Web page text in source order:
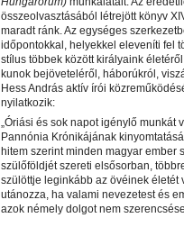
összeolvasztásából létrejött könyv
maradt ránk. Az egységes
időpontokkal, helyekkel eleveníti fel
stílus többek között királyaink
kunok bejöveteléről, háborúkról,
Hess András aktív írói
nyilatkozik:
„Óriási és sok napot igénylő munkát
Pannónia Krónikájának
hitem szerint minden magyar ember
szülőföldjét szereti elsősorban,
szülöttje leginkább az övéinek életét
utánozza, ha valami nevezetest és
azok némely dolgot nem